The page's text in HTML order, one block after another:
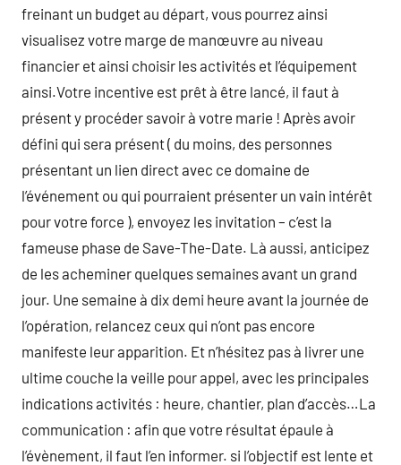
freinant un budget au départ, vous pourrez ainsi
visualisez votre marge de manœuvre au niveau
financier et ainsi choisir les activités et l’équipement
ainsi.Votre incentive est prêt à être lancé, il faut à
présent y procéder savoir à votre marie ! Après avoir
défini qui sera présent ( du moins, des personnes
présentant un lien direct avec ce domaine de
l’événement ou qui pourraient présenter un vain intérêt
pour votre force ), envoyez les invitation – c’est la
fameuse phase de Save-The-Date. Là aussi, anticipez
de les acheminer quelques semaines avant un grand
jour. Une semaine à dix demi heure avant la journée de
l’opération, relancez ceux qui n’ont pas encore
manifeste leur apparition. Et n’hésitez pas à livrer une
ultime couche la veille pour appel, avec les principales
indications activités : heure, chantier, plan d’accès…La
communication : afin que votre résultat épaule à
l’évènement, il faut l’en informer. si l’objectif est lente et